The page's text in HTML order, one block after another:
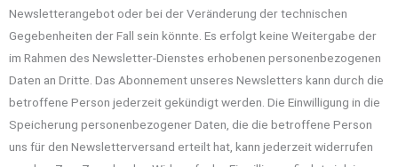
Newsletterangebot oder bei der Veränderung der technischen
Gegebenheiten der Fall sein könnte. Es erfolgt keine Weitergabe der
im Rahmen des Newsletter-Dienstes erhobenen personenbezogenen
Daten an Dritte. Das Abonnement unseres Newsletters kann durch die
betroffene Person jederzeit gekündigt werden. Die Einwilligung in die
Speicherung personenbezogener Daten, die die betroffene Person
uns für den Newsletterversand erteilt hat, kann jederzeit widerrufen